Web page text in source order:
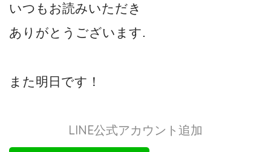
いつもお読みいただき
ありがとうございます.
また明日です！
LINE公式アカウント追加